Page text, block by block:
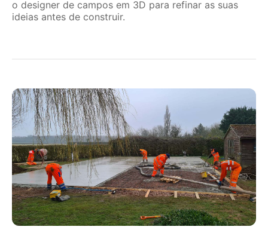
o designer de campos em 3D para refinar as suas
ideias antes de construir.